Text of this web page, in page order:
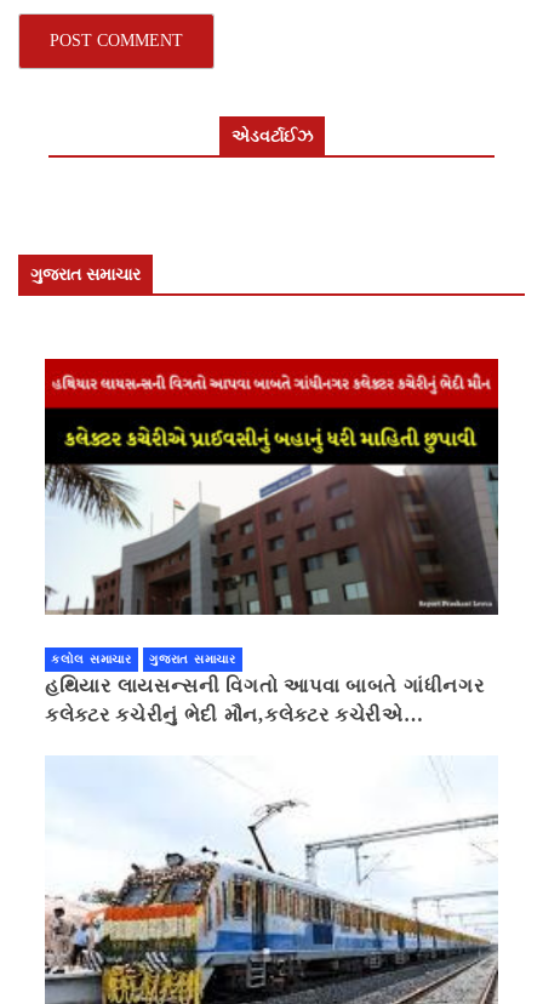
એડવર્ટાઈઝ
ગુજરાત સમાચાર
કલોલ સમાચાર ગુજરાત સમાચાર
હથિયાર લાયસન્સની વિગતો આપવા બાબતે ગાંધીનગર
કલેક્ટર કચેરીનું ભેદી મૌન,કલેક્ટર કચેરીએ